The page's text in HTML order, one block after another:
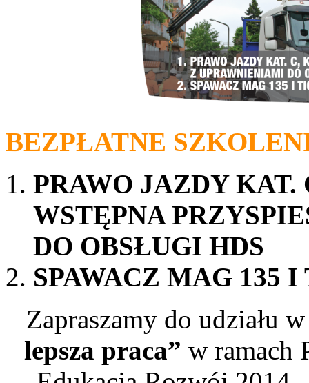
BEZPŁATNE
PRAWO JAZDY
WSTĘPNA
DO OBSŁUGI HDS
SPAWACZ MAG 135 I
Zapraszamy do udziału
lepsza praca” w ramach